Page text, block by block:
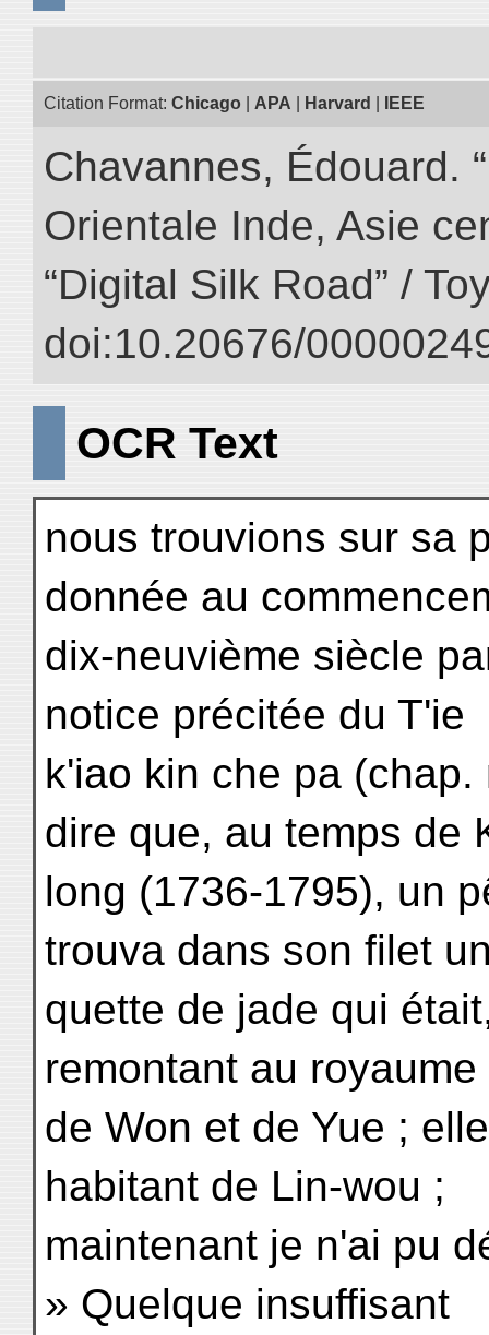
Citation Format: Chicago APA Harvard IEEE
Chavannes, Édouard.
Orientale Inde, Asie
“Digital Silk Road” /
doi:10.20676/
OCR Text
nous trouvions sur sa
donnée au
dix-neuvième siècle
notice précitée du T'ie
k'iao kin che pa
dire que, au temps de
long (1736-1795), un
trouva dans son filet
quette de jade qui
remontant au royaume
de Won et de Yue ;
habitant de Lin-wou ;
maintenant je n'ai pu
» Quelque insuffisant